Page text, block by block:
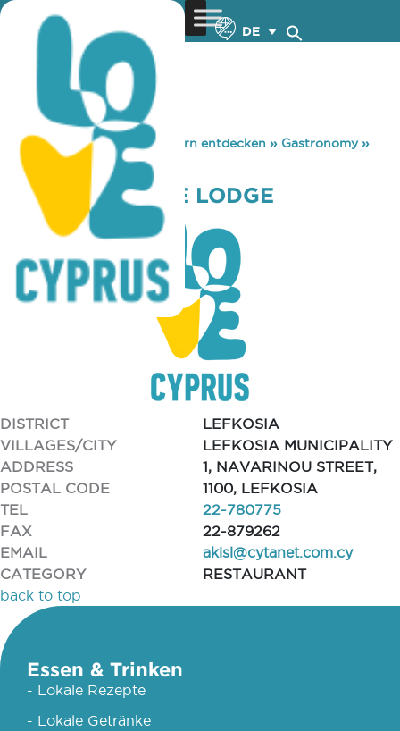
DE
You are here: Home »Zypern entdecken » Gastronomy»
NAVARINO WINE LODGE
NAVARINO WINE LODGE
DISTRICT
LEFKOSIA
VILLAGES/CITY
LEFKOSIA MUNICIPALITY
ADDRESS
1, NAVARINOU STREET,
POSTAL CODE
1100, LEFKOSIA
TEL
22-780775
FAX
22-879262
EMAIL
akisl@cytanet.com.cy
CATEGORY
RESTAURANT
back to top
Essen & Trinken
- Lokale Rezepte
- Lokale Getränke